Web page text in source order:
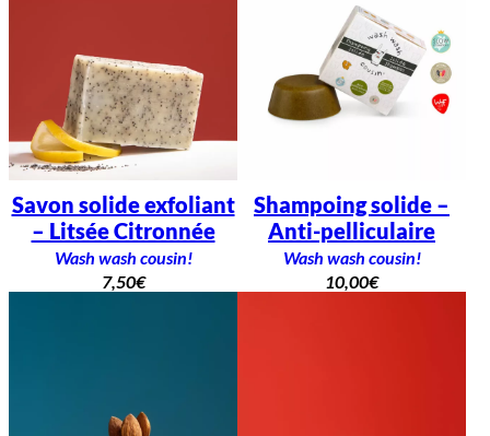
Savon solide exfoliant
– Litsée Citronnée
Wash wash cousin!
7,50€
Shampoing solide –
Anti-pelliculaire
Wash wash cousin!
10,00€